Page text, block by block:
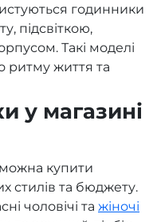
годинники
підсвіткою,
Такі моделі
ритму життя та
у магазині
купити
стилів та бюджету.
чоловічі та жіночі